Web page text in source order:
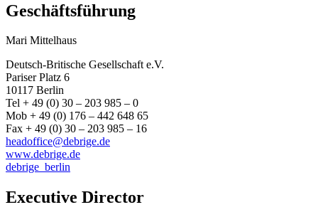
Geschäftsführung
Mari Mittelhaus
Deutsch-Britische Gesellschaft e.V.
Pariser Platz 6
10117 Berlin
Tel + 49 (0) 30 – 203 985 – 0
Mob + 49 (0) 176 – 442 648 65
Fax + 49 (0) 30 – 203 985 – 16
headoffice@debrige.de
www.debrige.de
debrige_berlin
Executive Director